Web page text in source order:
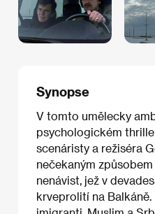
Synopse
V tomto umělecky
psychologickém
scenáristy a režiséra
nečekaným
nenávist, jež v
krveprolití na